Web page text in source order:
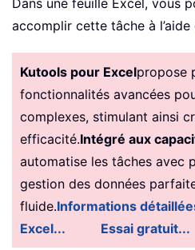
Dans une feuille Excel, vous
accomplir cette tâche à l’aide
Kutools pour Excelpropose
fonctionnalités avancées
complexes, stimulant ainsi
efficacité.Intégré aux
automatise les tâches avec
gestion des données
fluide.Informations
Excel...
Essai gratuit...